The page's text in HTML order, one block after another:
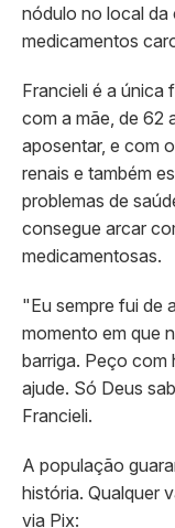
nódulo no local da
medicamentos
Francieli é a única
com a mãe, de 62
aposentar, e com
renais e também
problemas de
consegue arcar
medicamentosas.
"Eu sempre fui de
momento em que
barriga. Peço com
ajude. Só Deus
Francieli.
A população
história. Qualquer
via Pix: